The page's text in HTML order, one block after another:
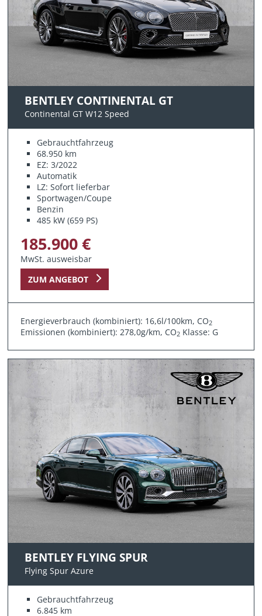
BENTLEY CONTINENTAL GT
Continental GT W12 Speed
Gebrauchtfahrzeug
68.950 km
EZ: 3/2022
Automatik
LZ: Sofort lieferbar
Sportwagen/Coupe
Benzin
485 kW (659 PS)
185.900 €
MwSt. ausweisbar
ZUM ANGEBOT
Energieverbrauch (kombiniert): 16,6l/100km, CO2
Emissionen (kombiniert): 278,0g/km, CO2 Klasse: G
BENTLEY FLYING SPUR
Flying Spur Azure
Gebrauchtfahrzeug
6.845 km